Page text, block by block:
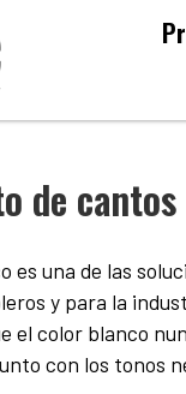
de
es una de las
y para la
el color blanco
con los tonos